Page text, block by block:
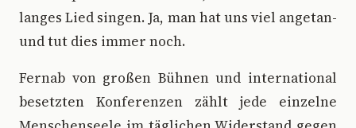
langes Lied singen. Ja, man hat uns viel angetan-
und tut dies immer noch.
Fernab von großen Bühnen und international
besetzten Konferenzen zählt jede einzelne